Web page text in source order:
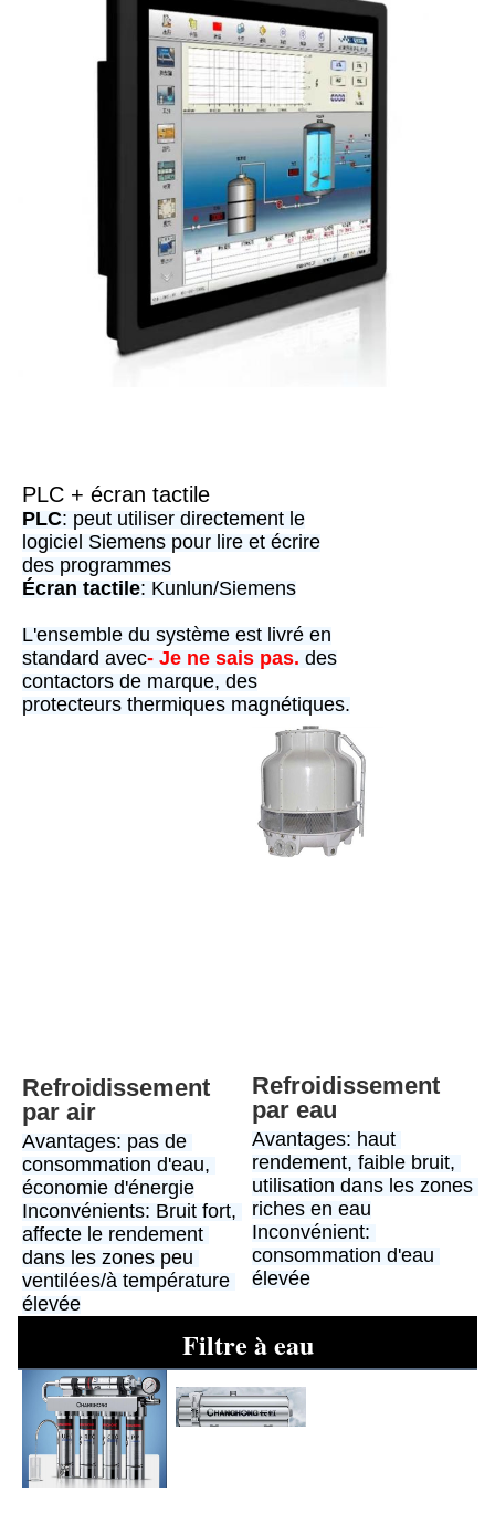
PLC + écran tactile
PLC: peut utiliser directement le
logiciel Siemens pour lire et écrire
des programmes
Écran tactile: Kunlun/Siemens
L'ensemble du système est livré en
standard avec- Je ne sais pas. des
contactors de marque, des
protecteurs thermiques magnétiques.
Refroidissement
par air
Avantages: pas de
consommation d'eau,
économie d'énergie
Inconvénients: Bruit fort,
affecte le rendement
dans les zones peu
ventilées/à température
élevée
Refroidissement
par eau
Avantages: haut
rendement, faible bruit,
utilisation dans les zones
riches en eau
Inconvénient:
consommation d'eau
élevée
Filtre à eau